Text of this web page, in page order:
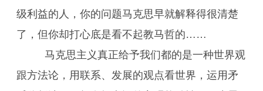
级利益的人，你的问题马克思早就解释得很清楚
了，但你却打心底是看不起教马哲的……
马克思主义真正给予我们都的是一种世界观
跟方法论，用联系、发展的观点看世界，运用矛